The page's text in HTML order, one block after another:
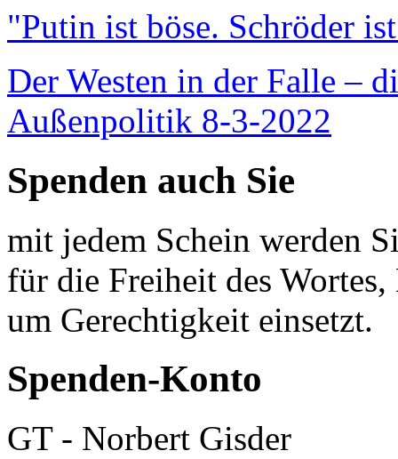
"Putin ist böse. Schröder
Der Westen in der Falle –
Außenpolitik 8-3-2022
Spenden auch Sie
mit jedem Schein werden
für die Freiheit des
um Gerechtigkeit einsetzt.
Spenden-Konto
GT - Norbert Gisder